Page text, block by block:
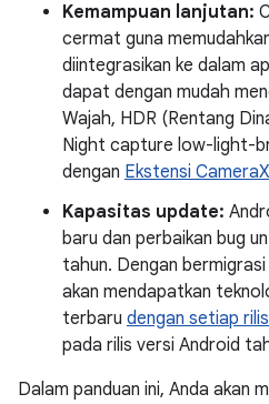
Kemampuan lanjutan:
cermat guna
diintegrasikan ke dalam
dapat dengan mudah
Wajah, HDR (Rentang
Night capture low-light-
dengan Ekstensi CameraX
Kapasitas update:
baru dan perbaikan bug
tahun. Dengan
akan mendapatkan
terbaru dengan setiap
pada rilis versi Android
Dalam panduan ini, Anda akan